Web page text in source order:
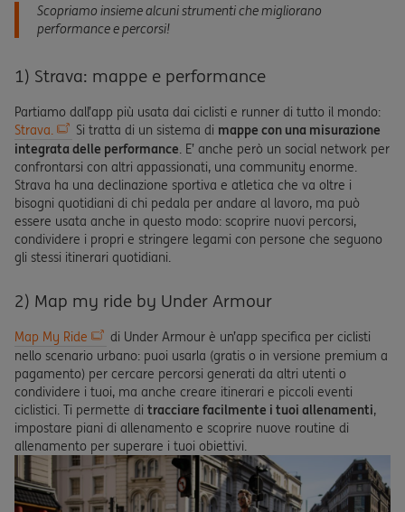
Scopriamo insieme alcuni strumenti che migliorano
performance e percorsi!
1) Strava: mappe e performance
Partiamo dall’app più usata dai ciclisti e runner di tutto il mondo:
Strava.
Si tratta di un sistema di mappe con una misurazione
integrata delle performance. E’ anche però un social network per
confrontarsi con altri appassionati, una community enorme.
Strava ha una declinazione sportiva e atletica che va oltre i
bisogni quotidiani di chi pedala per andare al lavoro, ma può
essere usata anche in questo modo: scoprire nuovi percorsi,
condividere i propri e stringere legami con persone che seguono
gli stessi itinerari quotidiani.
2) Map my ride by Under Armour
Map My Ride
di Under Armour è un’app specifica per ciclisti
nello scenario urbano: puoi usarla (gratis o in versione premium a
pagamento) per cercare percorsi generati da altri utenti o
condividere i tuoi, ma anche creare itinerari e piccoli eventi
ciclistici. Ti permette di tracciare facilmente i tuoi allenamenti,
impostare piani di allenamento e scoprire nuove routine di
allenamento per superare i tuoi obiettivi.